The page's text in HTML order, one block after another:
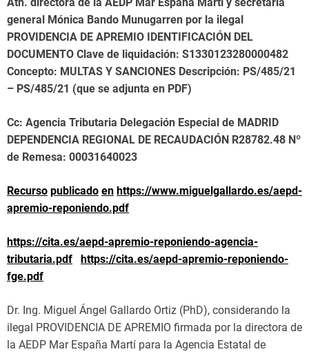
general Mónica Bando Munugarren por la ilegal
PROVIDENCIA DE APREMIO IDENTIFICACIÓN DEL
DOCUMENTO Clave de liquidación: S1330123280000482
Concepto: MULTAS Y SANCIONES Descripción: PS/485/21
– PS/485/21 (que se adjunta en PDF)
Cc: Agencia Tributaria Delegación Especial de MADRID
DEPENDENCIA REGIONAL DE RECAUDACIÓN R28782.48 Nº
de Remesa: 00031640023
Recurso publicado en https://www.miguelgallardo.es/aepd-
apremio-reponiendo.pdf
https://cita.es/aepd-apremio-reponiendo-agencia-
tributaria.pdf
https://cita.es/aepd-apremio-reponiendo-
fge.pdf
Dr. Ing. Miguel Ángel Gallardo Ortiz (PhD), considerando la
ilegal PROVIDENCIA DE APREMIO firmada por la directora de
la AEDP Mar España Martí para la Agencia Estatal de